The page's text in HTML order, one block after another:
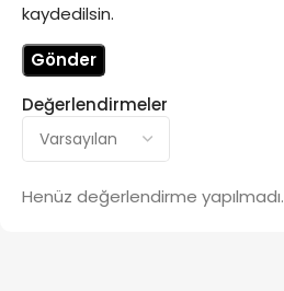
Değerlendirmeler
Henüz değerlendirme yapılmadı.
kaydedilsin.